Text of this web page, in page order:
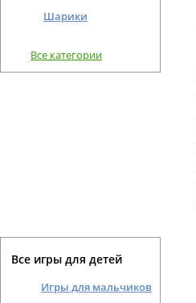
Шарики
Все категории
Все игры для детей
Игры для мальчиков